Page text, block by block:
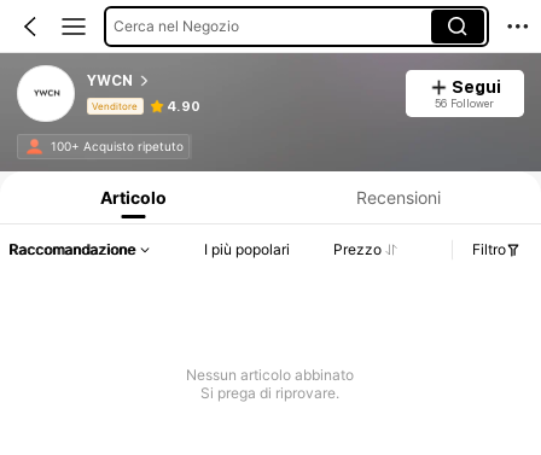
Cerca nel Negozio
YWCN
Venditore 4.90
Segui
56 Follower
100+ Acquisto ripetuto
Articolo Recensioni
Raccomandazione I più popolari Prezzo Filtro
Nessun articolo abbinato
Si prega di riprovare.